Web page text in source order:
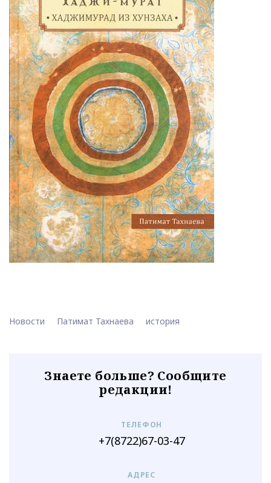
Новости Патимат Тахнаева история
Знаете больше? Сообщите
редакции!
ТЕЛЕФОН
+7(8722)67-03-47
АДРЕС